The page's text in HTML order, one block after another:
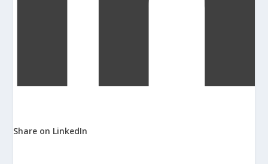
Share on LinkedIn